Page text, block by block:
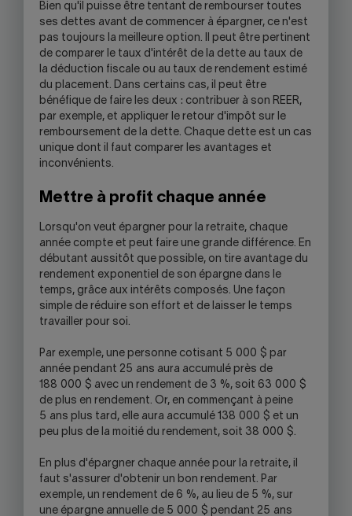
Bien qu'il puisse être tentant de rembourser toutes
ses dettes avant de commencer à épargner, ce n'est
pas toujours la meilleure option. Il peut être pertinent
de comparer le taux d'intérêt de la dette au taux de
la déduction fiscale ou au taux de rendement estimé
du placement. Dans certains cas, il peut être
bénéfique de faire les deux : contribuer à son REER,
par exemple, et appliquer le retour d'impôt sur le
remboursement de la dette. Chaque dette est un cas
unique dont il faut comparer les avantages et
inconvénients.
Mettre à profit chaque année
Lorsqu'on veut épargner pour la retraite, chaque
année compte et peut faire une grande différence. En
débutant aussitôt que possible, on tire avantage du
rendement exponentiel de son épargne dans le
temps, grâce aux intérêts composés. Une façon
simple de réduire son effort et de laisser le temps
travailler pour soi.
Par exemple, une personne cotisant 5 000 $ par
année pendant 25 ans aura accumulé près de
188 000 $ avec un rendement de 3 %, soit 63 000 $
de plus en rendement. Or, en commençant à peine
5 ans plus tard, elle aura accumulé 138 000 $ et un
peu plus de la moitié du rendement, soit 38 000 $.
En plus d'épargner chaque année pour la retraite, il
faut s'assurer d'obtenir un bon rendement. Par
exemple, un rendement de 6 %, au lieu de 5 %, sur
une épargne annuelle de 5 000 $ pendant 25 ans